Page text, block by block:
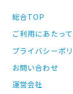
総合TOP
ご利用にあたって
プライバシーポ
お問い合わせ
運営会社